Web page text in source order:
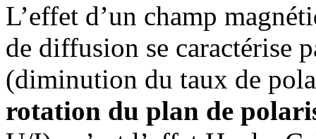
L’effet d’un champ
de diffusion se caractérise
(diminution du taux de
rotation du plan de